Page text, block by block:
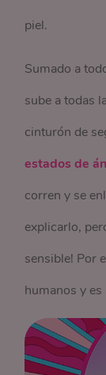
piel.
Sumado a
sube a todas
cinturón de
estados de
corren y se
explicarlo,
sensible! Por
humanos y